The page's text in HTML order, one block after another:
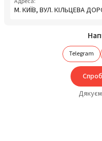
М. КИЇВ, ВУЛ. КІЛЬЦЕВА
Telegram